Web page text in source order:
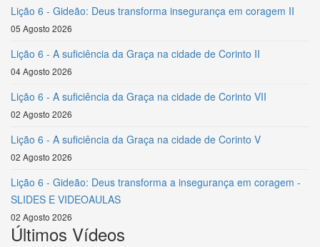
Lição 6 - Gideão: Deus transforma insegurança em coragem II
05 Agosto 2026
Lição 6 - A suficiência da Graça na cidade de Corinto II
04 Agosto 2026
Lição 6 - A suficiência da Graça na cidade de Corinto VII
02 Agosto 2026
Lição 6 - A suficiência da Graça na cidade de Corinto V
02 Agosto 2026
Lição 6 - Gideão: Deus transforma a insegurança em coragem -
SLIDES E VIDEOAULAS
02 Agosto 2026
Últimos Vídeos